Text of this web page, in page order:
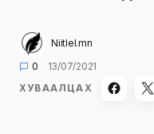
Niitlel.mn
0
13/07/2021
ХУВААЛЦАХ